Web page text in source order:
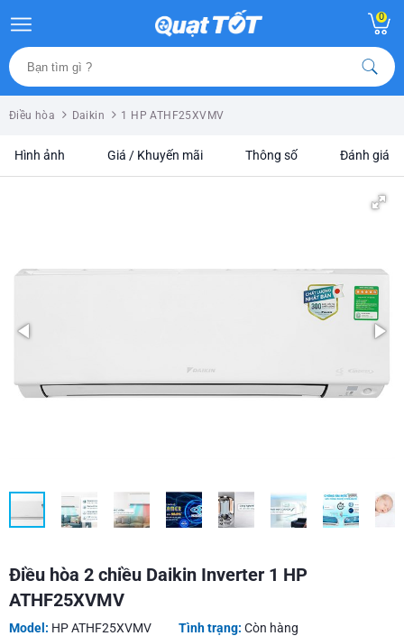
0
Điều hòa Daikin 1 HP ATHF25XVMV
Hình ảnh Giá / Khuyến mãi Thông số Đánh giá
Điều hòa 2 chiều Daikin Inverter 1 HP
ATHF25XVMV
Model: HP ATHF25XVMV Tình trạng: Còn hàng